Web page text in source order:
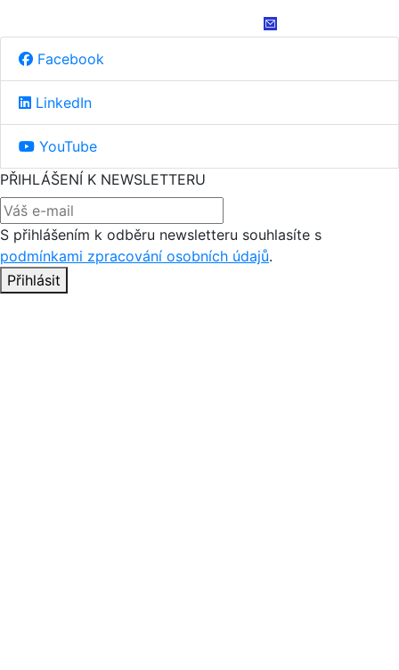
Facebook
LinkedIn
YouTube
PŘIHLÁŠENÍ K NEWSLETTERU
S přihlášením k odběru newsletteru souhlasíte s
podmínkami zpracování osobních údajů.
Přihlásit